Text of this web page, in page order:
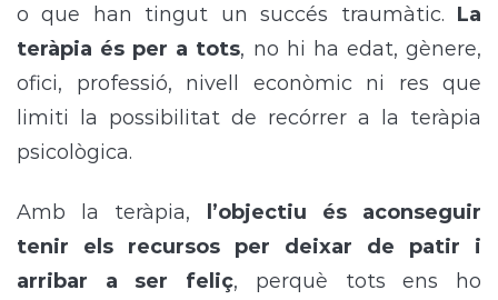
o que han tingut un succés traumàtic. La
teràpia és per a tots, no hi ha edat, gènere,
ofici, professió, nivell econòmic ni res que
limiti la possibilitat de recórrer a la teràpia
psicològica.
Amb la teràpia,
l’objectiu és aconseguir
tenir els recursos per deixar de patir i
arribar a ser feliç, perquè tots ens ho